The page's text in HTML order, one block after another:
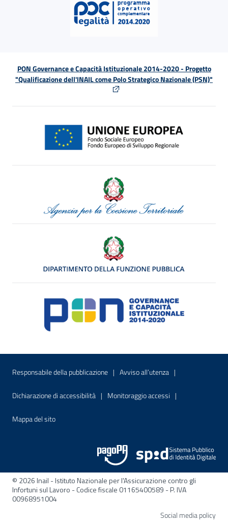
PON Governance e Capacità Istituzionale 2014-2020 - Progetto
"Qualificazione dell'INAIL come Polo Strategico Nazionale (PSN)"
Menu di servizio
Responsabile della pubblicazione Sito interno - Apre in una nuova
Avviso all’utenza Sito interno -
Dichiarazione di accessibilità Sito interno - Apre in una nuova finestra
Monitoraggio accessi Sito interno -
Mappa del sitoSito interno - Apre nella stessa finestra
© 2026 Inail - Istituto Nazionale per l'Assicurazione contro gli
Infortuni sul Lavoro - Codice fiscale 01165400589 - P. IVA
00968951004
Social media policy